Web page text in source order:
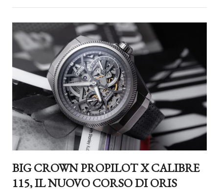
BIG CROWN PROPILOT X CALIBRE
115, IL NUOVO CORSO DI ORIS